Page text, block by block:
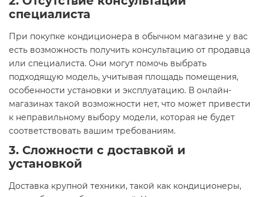
специалиста
При покупке кондиционера в обычном магазине у вас
есть возможность получить консультацию от продавца
или специалиста. Они могут помочь выбрать
подходящую модель, учитывая площадь помещения,
особенности установки и эксплуатацию. В онлайн-
магазинах такой возможности нет, что может привести
к неправильному выбору модели, которая не будет
соответствовать вашим требованиям.
3. Сложности с доставкой и
установкой
Доставка крупной техники, такой как кондиционеры,